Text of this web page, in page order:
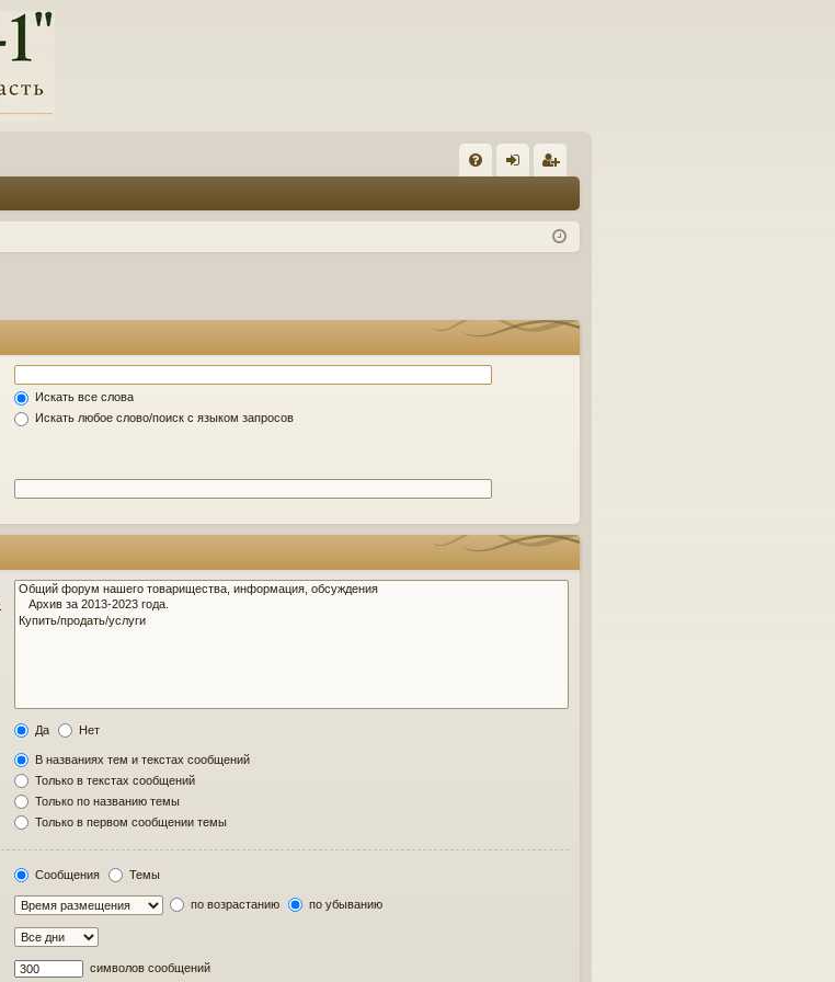
Q д ис
ия
Искать все слова
Искать любое слово/поиск с языком запросов
Да Нет
В названиях тем и текстах сообщений
Только в текстах сообщений
Только по названию темы
Только в первом сообщении темы
Сообщения Темы
по возрастанию по убыванию
символов сообщений